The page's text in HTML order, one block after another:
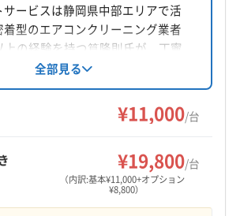
ービスは静岡県中部エリアで活
型のエアコンクリーニング業者
上の経験を持つ筧隆則氏が、丁寧
ターフォローを心掛けています。
除菌抗菌スプレーが無料で、複
ます。
全部見る
¥11,000/台
¥19,800/台
（内訳:基本¥11,000+オプション
¥8,800）